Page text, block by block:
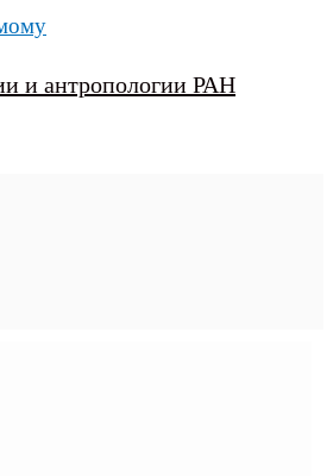
и антропологии РАН